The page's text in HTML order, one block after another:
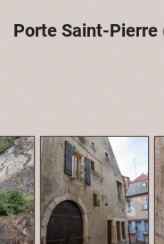
Porte Saint-Pierre